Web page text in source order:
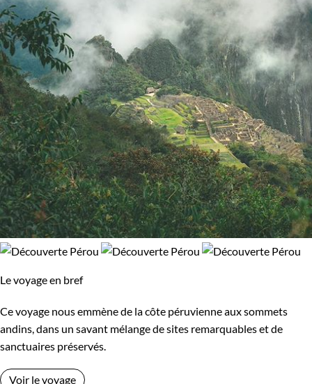
Le voyage en bref
Ce voyage nous emmène de la côte péruvienne aux sommets
andins, dans un savant mélange de sites remarquables et de
sanctuaires préservés.
Voir le voyage